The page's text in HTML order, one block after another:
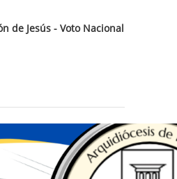
de Jesús - Voto Nacional